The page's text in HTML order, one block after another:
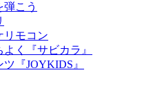
弾こう
リモコン
く『サビカラ』
『JOYKIDS』